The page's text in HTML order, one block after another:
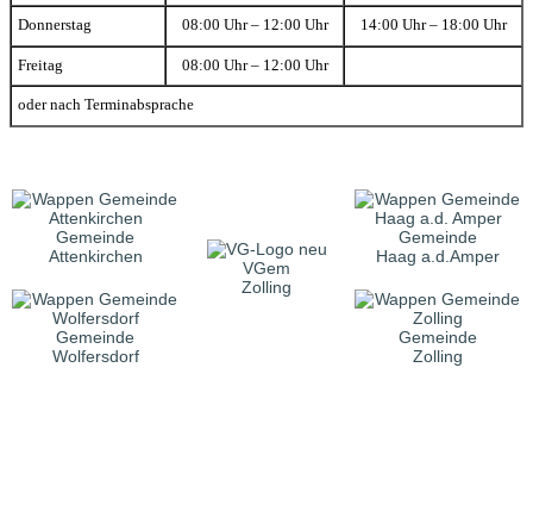
Donnerstag 08:00 Uhr – 12:00 Uhr 14:00 Uhr – 18:00 Uhr
Freitag 08:00 Uhr – 12:00 Uhr
oder nach Terminabsprache
Gemeinde
Attenkirchen
VGem
Zolling
Gemeinde
Haag a.d.Amper
Gemeinde
Wolfersdorf
Gemeinde
Zolling